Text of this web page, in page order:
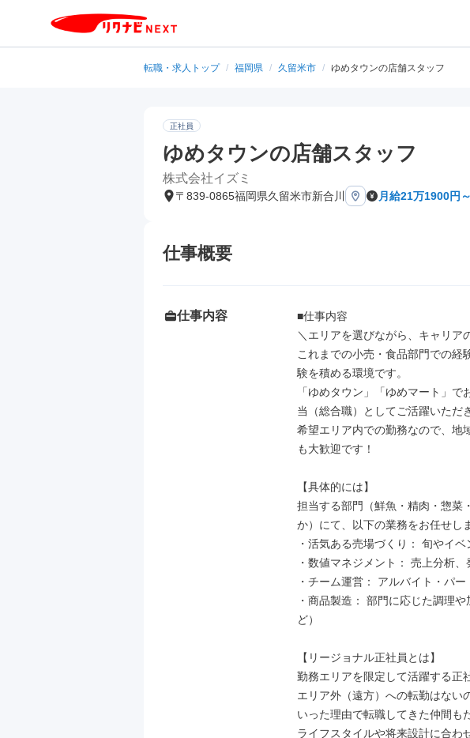
転職・求人トップ / 福岡県 / 久留米市 / ゆめタウンの店舗スタッフ
正社員
ゆめタウンの店舗スタッフ
株式会社イズミ
〒839-0865福岡県久留米市新合川 月給21万1900円
仕事概要
仕事内容
■仕事内容
＼エリアを選びながら、キャリア
これまでの小売・食品部門での経
験を積める環境です。
「ゆめタウン」「ゆめマート」
当（総合職）としてご活躍いただ
希望エリア内での勤務なので、地
も大歓迎です！
【具体的には】
担当する部門（鮮魚・精肉・惣菜
か）にて、以下の業務をお任せし
・活気ある売場づくり： 旬やイ
・数値マネジメント： 売上分析
・チーム運営： アルバイト・パ
・商品製造： 部門に応じた調理
ど）
【リージョナル正社員とは】
勤務エリアを限定して活躍する正
エリア外（遠方）への転勤はない
いった理由で転職してきた仲間も
ライフスタイルや将来設計に合わ